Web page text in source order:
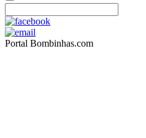
Portal Bombinhas.com